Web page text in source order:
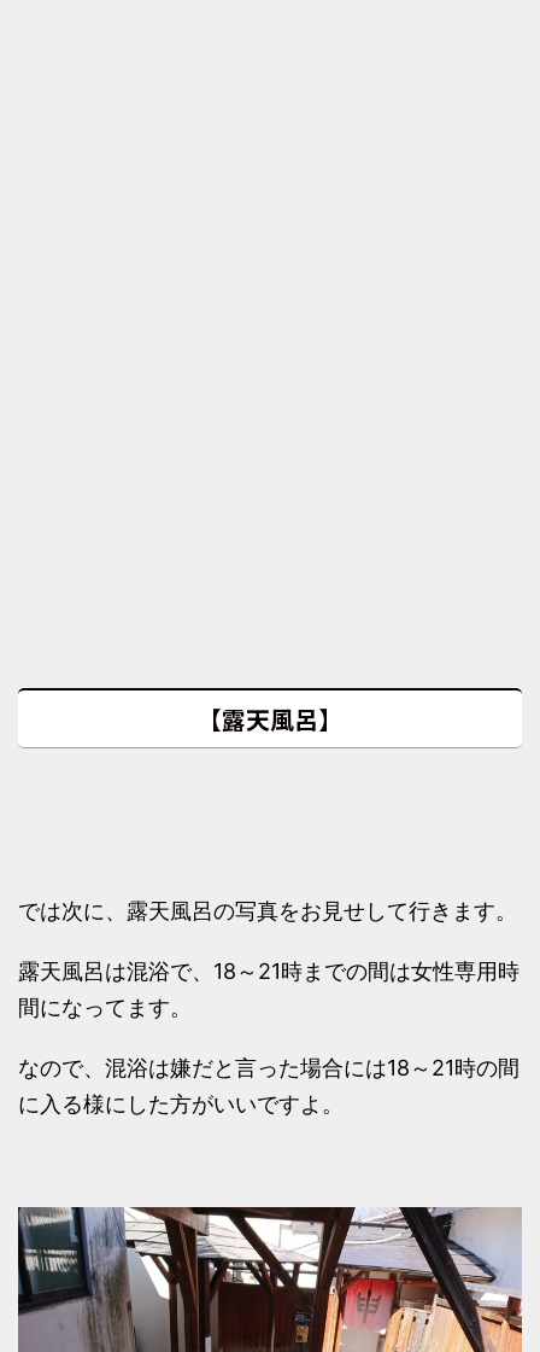
【露天風呂】
では次に、露天風呂の写真をお見せして行きます。
露天風呂は混浴で、18～21時までの間は女性専用時
間になってます。
なので、混浴は嫌だと言った場合には18～21時の間
に入る様にした方がいいですよ。